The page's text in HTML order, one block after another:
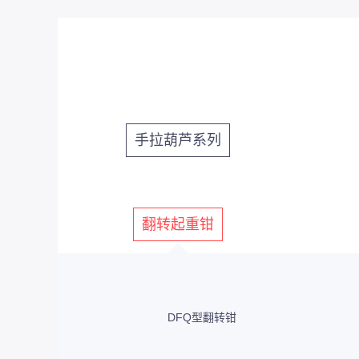
手拉葫芦系列
翻转起重钳
DFQ型翻转钳